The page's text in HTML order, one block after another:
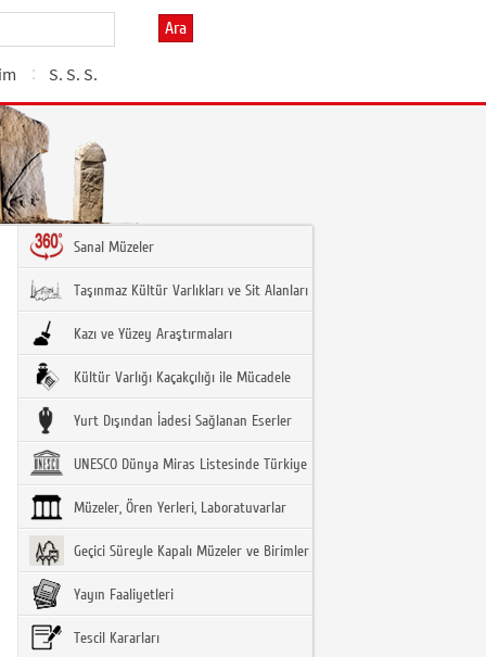
Ara
S. S. S.
Sanal Müzeler
Taşınmaz Kültür Varlıkları ve Sit Alanları
Kazı ve Yüzey Araştırmaları
Kültür Varlığı Kaçakçılığı ile Mücadele
Yurt Dışından İadesi Sağlanan Eserler
UNESCO Dünya Miras Listesinde Türkiye
Müzeler, Ören Yerleri, Laboratuvarlar
Geçici Süreyle Kapalı Müzeler ve Birimler
Yayın Faaliyetleri
Tescil Kararları